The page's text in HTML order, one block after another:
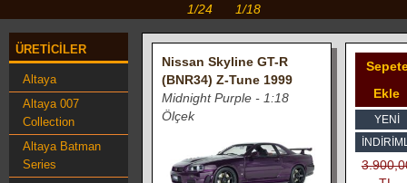
1/24
1/18
ÜRETICILER
Altaya
Altaya 007
Collection
Altaya Batman
Series
Nissan Skyline GT-R
(BNR34) Z-Tune 1999
Midnight Purple - 1:18
Ölçek
Ekle
YENİ